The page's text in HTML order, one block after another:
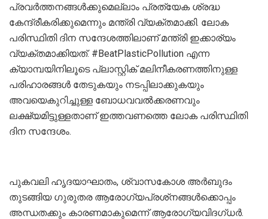
പ്രവര്‍ത്തനങ്ങള്‍ക്കുമെല്ലാം പ്രത്യേക ശ്രദ്ധ
കേന്ദ്രീകരിക്കുമെന്നും മന്ത്രി വ്യക്തമാക്കി. ലോക
പരിസ്ഥിതി ദിന സന്ദേശത്തിലാണ് മന്ത്രി ഇക്കാര്യം
വ്യക്തമാക്കിയത്. #BeatPlasticPollution എന്ന
ക്യാമ്പയിനിലൂടെ പ്ലാസ്റ്റിക് മലിനീകരണത്തിനുള്ള
പരിഹാരങ്ങള്‍ തേടുകയും നടപ്പിലാക്കുകയും
അവയെകുറിച്ചുള്ള ബോധവവല്‍ക്കരണവും
ലക്ഷ്യമിട്ടുള്ളതാണ് ഇത്തവണത്തെ ലോക പരിസ്ഥിതി
ദിന സന്ദേശം.
പുകവലി ഹൃദയാഘാതം, ശ്വാസകോശ അർബുദം
തുടങ്ങിയ ഗുരുതര ആരോഗ്യപ്രശ്‌നങ്ങൾക്കൊപ്പം
അന്ധതക്കും കാരണമാകുമെന്ന് ആരോഗ്യവിദഗ്ധർ.